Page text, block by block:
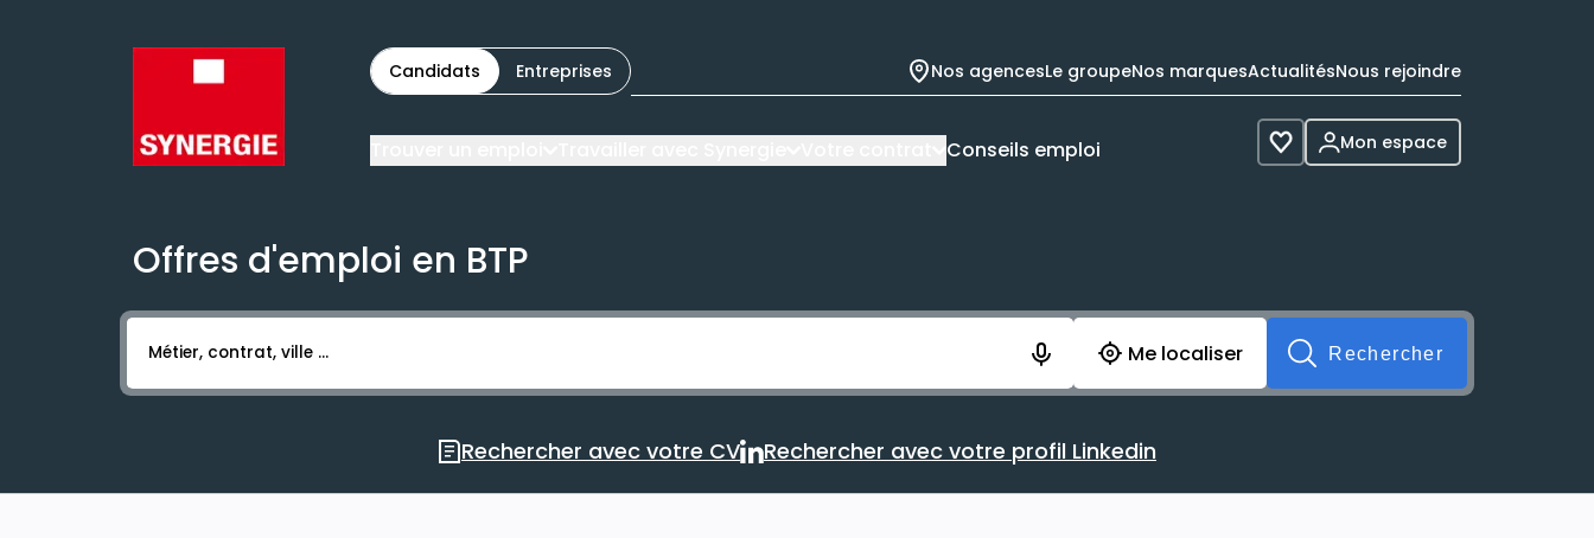
Candidats Entreprises Nos agencesLe groupeNos marquesActualitésNous rejoindre
Conseils emploi Voir les favoris
Mon espace
Offres d'emploi en BTP
Activer l’élément pour lancer l’enregistrement. Vous aurez 10 secondes pour enregistrer votre recherche avant soumission du formulaire. Vous
Me localiser
Rechercher
Rechercher avec votre CV
Rechercher avec votre CV
Rechercher avec votre profil Linkedin
Rechercher avec votre profil Linkedin